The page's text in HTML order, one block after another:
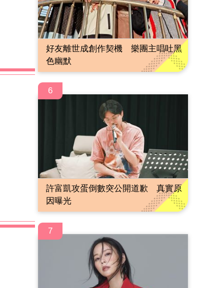
好友離世成創作契機 樂團主唱吐黑
色幽默
6
許富凱攻蛋倒數突公開道歉 真實原
因曝光
7